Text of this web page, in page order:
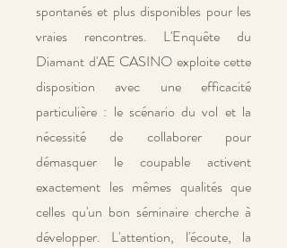
spontanés et plus disponibles pour les
vraies rencontres. L'Enquête du
Diamant d'AE CASINO exploite cette
disposition avec une efficacité
particulière : le scénario du vol et la
nécessité de collaborer pour
démasquer le coupable activent
exactement les mêmes qualités que
celles qu'un bon séminaire cherche à
développer. L'attention, l'écoute, la